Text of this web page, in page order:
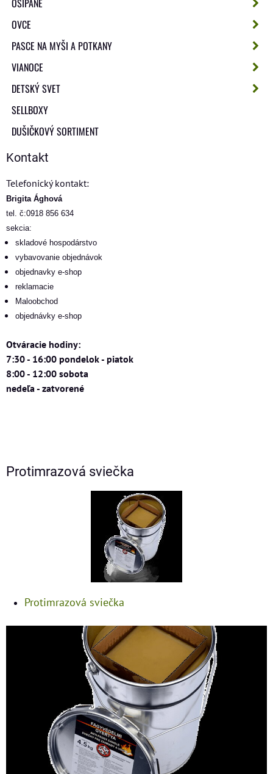
OŠÍPANÉ
OVCE
PASCE NA MYŠI A POTKANY
VIANOCE
DETSKÝ SVET
SELLBOXY
DUŠIČKOVÝ SORTIMENT
Kontakt
Telefonický kontakt:
Brigita Ághová
tel. č:0918 856 634
sekcia:
skladové hospodárstvo
vybavovanie objednávok
objednavky e-shop
reklamacie
Maloobchod
objednávky e-shop
Otváracie hodiny:
7:30 - 16:00 pondelok - piatok
8:00 - 12:00 sobota
nedeľa - zatvorené
Protimrazová sviečka
Protimrazová sviečka